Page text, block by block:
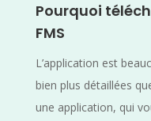
Pourquoi
FMS
L’application est
bien plus détaillées
une application, qui